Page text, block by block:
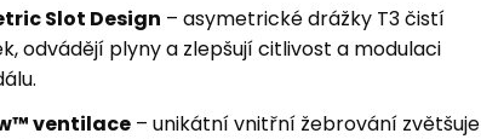
Slot Design – asymetrické drážky T3 čistí
odvádějí plyny a zlepšují citlivost a modulaci
ventilace – unikátní vnitřní žebrování zvětšuje